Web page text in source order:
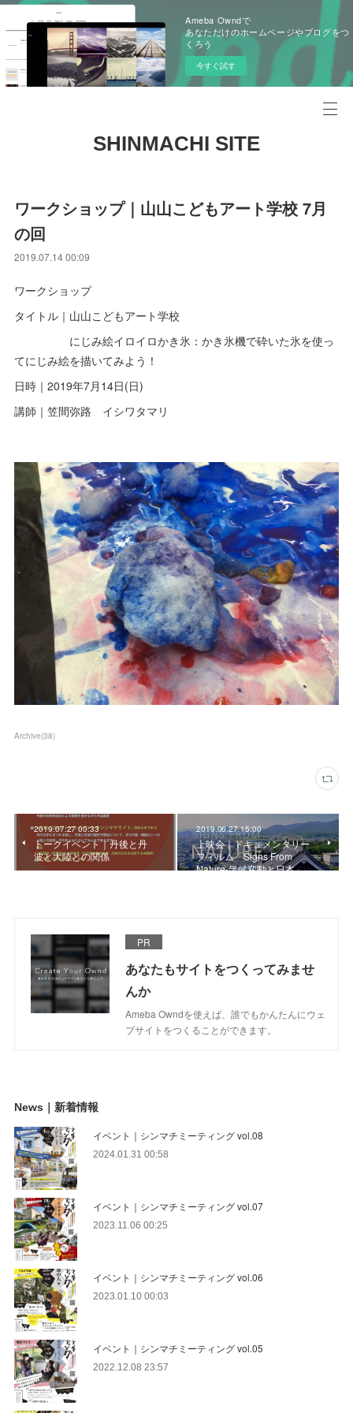
Ameba Owndで
あなただけのホームページやブログをつ
くろう
今すぐ試す
SHINMACHI SITE
ワークショップ｜山山こどもアート学校 7月
の回
2019.07.14 00:09
ワークショップ
タイトル｜山山こどもアート学校
にじみ絵イロイロかき氷：かき氷機で砕いた氷を使っ
てにじみ絵を描いてみよう！
日時｜2019年7月14日(日)
講師｜笠間弥路 イシワタマリ
Archive(38)
2019.07.27 00:33
トークイベント｜丹後と丹
波と大陸との関係
2019.06.27 15:00
上映会｜ドキュメンタリー
フィルム「Signs From
Nature-気候変動と日本」
PR
あなたもサイトをつくってみませ
んか
Ameba Owndを使えば、誰でもかんたんにウェ
ブサイトをつくることができます。
News｜新着情報
イベント｜シンマチミーティング vol.08
2024.01.31 00:58
イベント｜シンマチミーティング vol.07
2023.11.06 00:25
イベント｜シンマチミーティング vol.06
2023.01.10 00:03
イベント｜シンマチミーティング vol.05
2022.12.08 23:57